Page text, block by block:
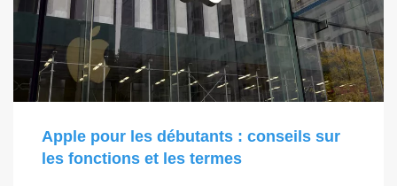
Apple pour les débutants : conseils sur
les fonctions et les termes